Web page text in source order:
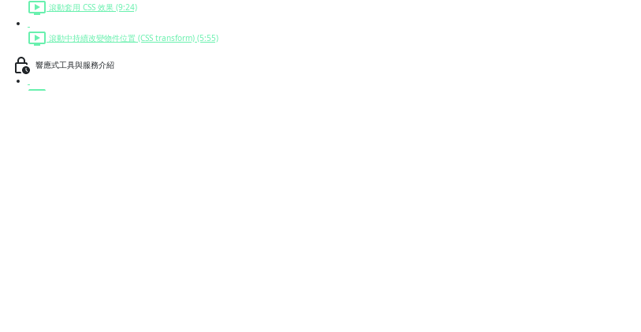
滾動套用 CSS 效果 (9:24)
滾動中持續改變物件位置 (CSS transform) (5:55)
響應式工具與服務介紹